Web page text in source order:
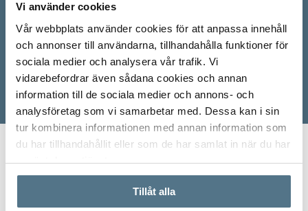
Vi använder cookies
Vår webbplats använder cookies för att anpassa innehåll
och annonser till användarna, tillhandahålla funktioner för
sociala medier och analysera vår trafik. Vi
vidarebefordrar även sådana cookies och annan
information till de sociala medier och annons- och
analysföretag som vi samarbetar med. Dessa kan i sin
tur kombinera informationen med annan information som
du har tillhandahållit eller som de har samlat in när du har
använt deras tjänster.
Tillåt alla
Start Våra mäklare Martin Hallgren
Martin har arbetat på Bjurfors som fastighetsmäklare sedan